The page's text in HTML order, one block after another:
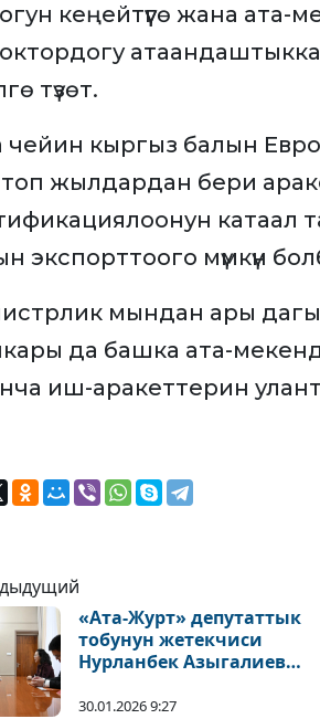
кеңейтүүгө жана
атаандаштыкка
түзөт.
чейин кыргыз балын
жылдардан бери
катаал
экспорттоого мүмкүн
мындан ары
да башка ата-
иш-аракеттерин
«Ата-Журт» депутаттык
тобунун жетекчиси
Нурланбек Азыгалиев
Кыргызстандагы элчиси
30.01.2026 9:27